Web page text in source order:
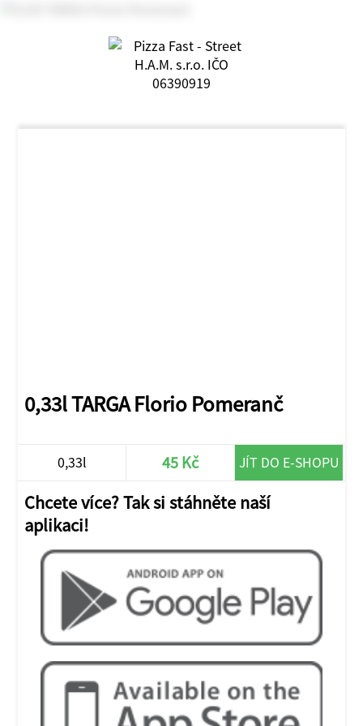
0,33l TARGA Florio Pomeranč
0,33l 45 Kč JÍT DO E-SHOPU
Chcete více? Tak si stáhněte naší
aplikaci!